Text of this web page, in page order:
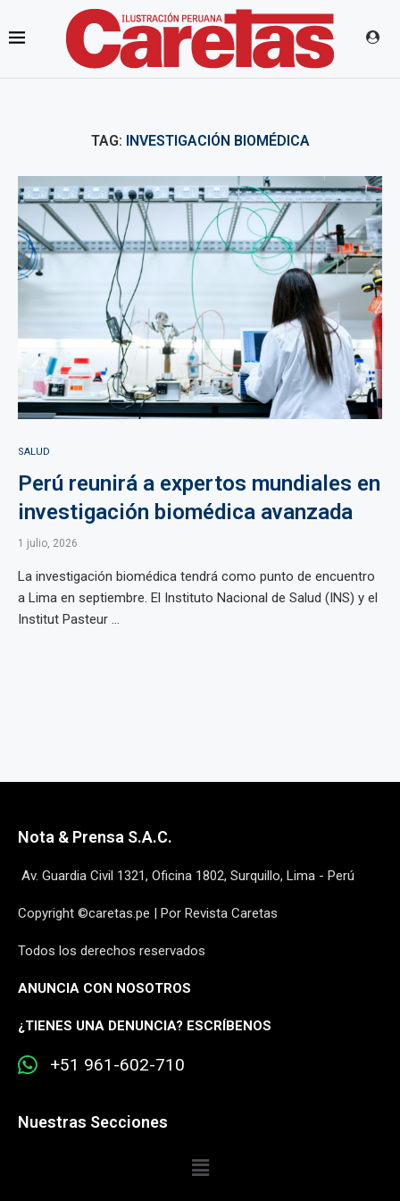
TAG: INVESTIGACIÓN BIOMÉDICA
SALUD
Perú reunirá a expertos mundiales en
investigación biomédica avanzada
1 julio, 2026
La investigación biomédica tendrá como punto de encuentro
a Lima en septiembre. El Instituto Nacional de Salud (INS) y el
Institut Pasteur ...
Nota & Prensa S.A.C.
Av. Guardia Civil 1321, Oficina 1802, Surquillo, Lima - Perú
Copyright ©caretas.pe | Por Revista Caretas
Todos los derechos reservados
ANUNCIA CON NOSOTROS
¿TIENES UNA DENUNCIA? ESCRÍBENOS
+51 961-602-710
Nuestras Secciones